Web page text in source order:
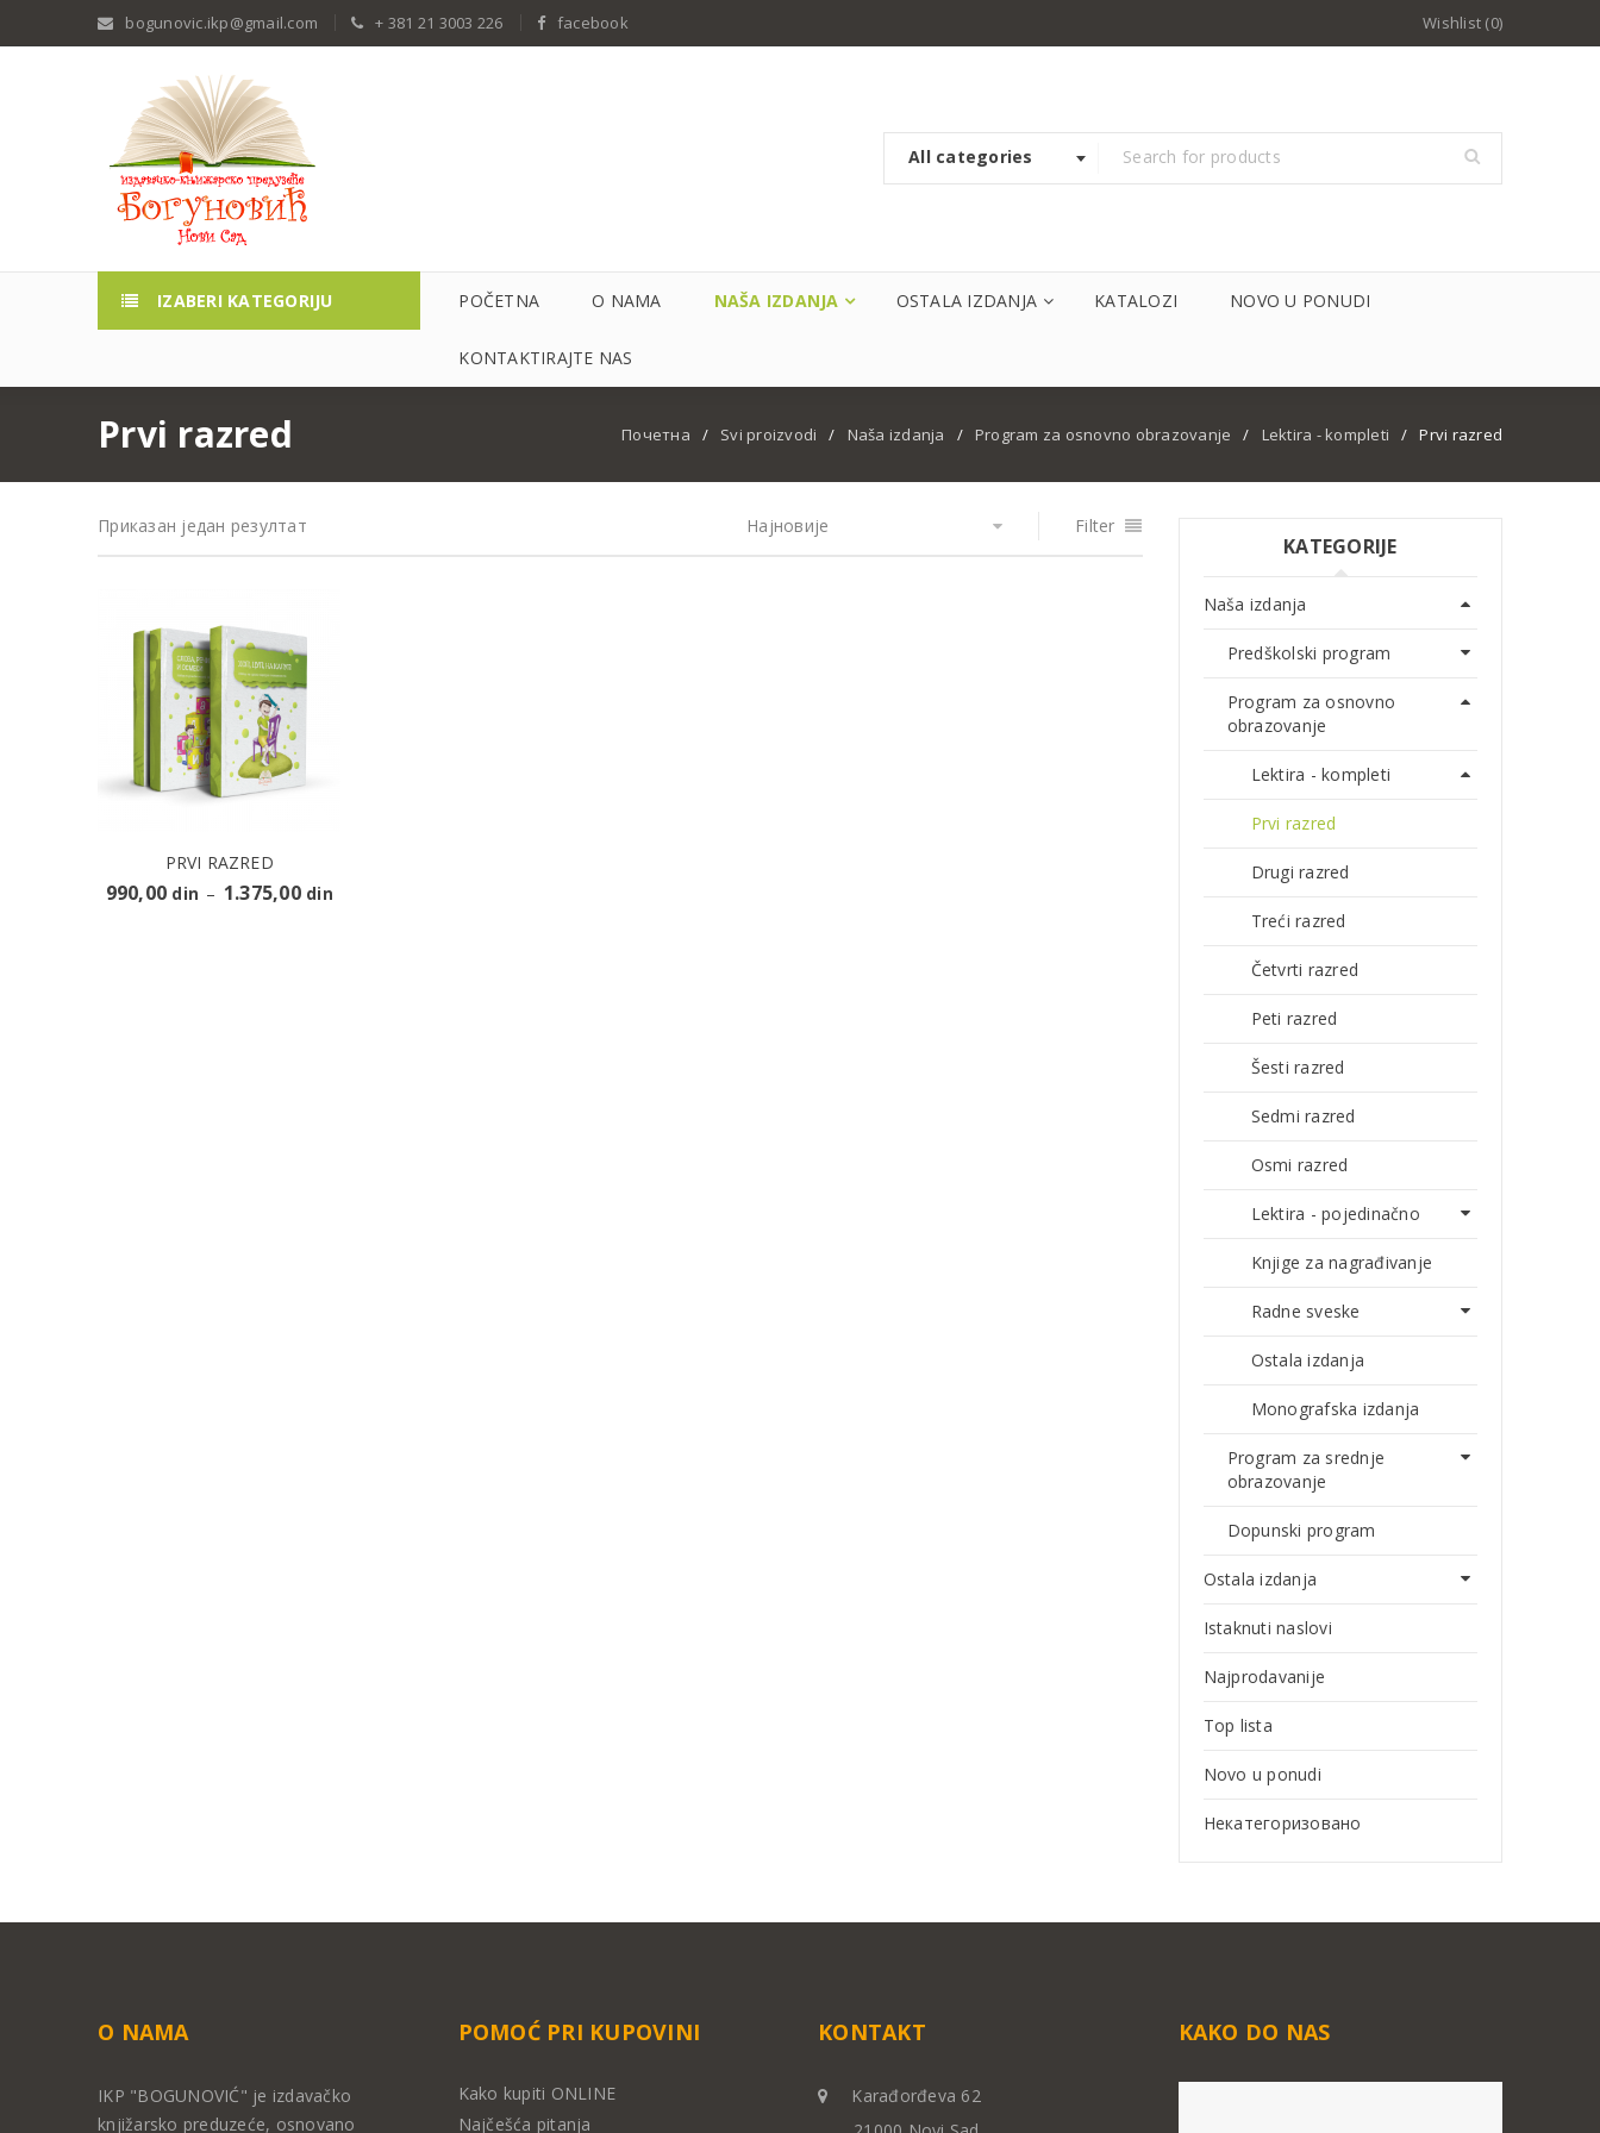
bogunovic.ikp@gmail.com + 381 21 3003 226 facebook Wishlist (0)
All categories
IZABERI KATEGORIJU POČETNA O NAMA NAŠA IZDANJA OSTALA IZDANJA KATALOZI NOVO U PONUDI
KONTAKTIRAJTE NAS
Prvi razred Почетна / Svi proizvodi / Naša izdanja / Program za osnovno obrazovanje / Lektira - kompleti / Prvi razred
Приказан један резултат Filter
Најновије
PRVI RAZRED
990,00 din – 1.375,00 din
KATEGORIJE
Naša izdanja
Predškolski program
Program za osnovno
obrazovanje
Lektira - kompleti
Prvi razred
Drugi razred
Treći razred
Četvrti razred
Peti razred
Šesti razred
Sedmi razred
Osmi razred
Lektira - pojedinačno
Knjige za nagrađivanje
Radne sveske
Ostala izdanja
Monografska izdanja
Program za srednje
obrazovanje
Dopunski program
Ostala izdanja
Istaknuti naslovi
Najprodavanije
Top lista
Novo u ponudi
Некатегоризовано
O NAMA
IKP "BOGUNOVIĆ" je izdavačko
knjižarsko preduzeće, osnovano
POMOĆ PRI KUPOVINI
Kako kupiti ONLINE
Najčešća pitanja
KONTAKT
Karađorđeva 62
KAKO DO NAS